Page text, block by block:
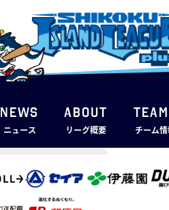
NEWS
ニュース
ABOUT
リーグ概要 チーム情